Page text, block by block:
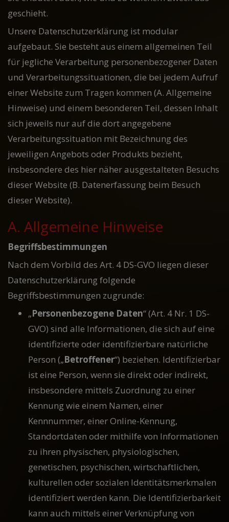
geschieht.
Unsere Datenschutzerklärung ist modular
aufgebaut. Sie besteht aus einem allgemeinen Teil
für jegliche Verarbeitung personenbezogener Daten
und Verarbeitungssituationen, die bei jedem Aufruf
einer Website zum Tragen kommen (A. Allgemeine
Hinweise) und einem besonderen Teil, dessen Inhalt
sich jeweils nur auf die dort angegebene
Verarbeitungssituation mit Bezeichnung des
jeweiligen Angebots oder Produkts bezieht,
insbesondere des hier näher ausgestalteten Besuchs
dieser Website (B. Datenerfassung beim Besuch
dieser Website).
A. Allgemeine Hinweise
Begriffsbestimmungen
Nach dem Vorbild des Art. 4 DS-GVO liegen dieser
Datenschutzerklärung folgende
Begriffsbestimmungen zugrunde:
„Personenbezogene Daten“ (Art. 4 Nr. 1 DS-
GVO) sind alle Informationen, die sich auf eine
identifizierte oder identifizierbare natürliche
Person („Betroffener“) beziehen. Identifizierbar
ist eine Person, wenn sie direkt oder indirekt,
insbesondere mittels Zuordnung zu einer
Kennung wie einem Namen, einer
Kennnummer, einer Online-Kennung,
Standortdaten oder mithilfe von Informationen
zu ihren physischen, physiologischen,
genetischen, psychischen, wirtschaftlichen,
kulturellen oder sozialen Identitätsmerkmalen
identifiziert werden kann. Die Identifizierbarkeit
kann auch mittels einer Verknüpfung von